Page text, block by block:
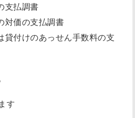
支払調書
対価の支払調書
貸付けのあっせん手数料の支
す